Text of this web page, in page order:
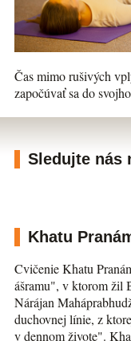
Čas mimo rušivých
započúvať sa do
Sledujte nás
Khatu
Cvičenie Khatu
ášramu", v ktorom žil
Nárájan
duchovnej línie, z
v dennom živote".